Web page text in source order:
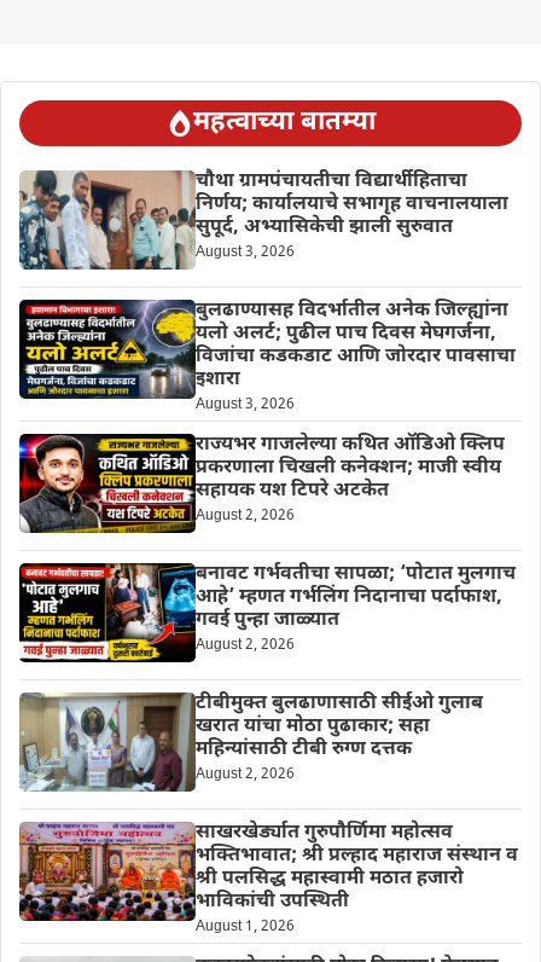
महत्वाच्या बातम्या
चौथा ग्रामपंचायतीचा विद्यार्थीहिताचा
निर्णय; कार्यालयाचे सभागृह वाचनालयाला
सुपूर्द, अभ्यासिकेची झाली सुरुवात
August 3, 2026
बुलढाण्यासह विदर्भातील अनेक जिल्ह्यांना
यलो अलर्ट; पुढील पाच दिवस मेघगर्जना,
विजांचा कडकडाट आणि जोरदार पावसाचा
इशारा
August 3, 2026
राज्यभर गाजलेल्या कथित ऑडिओ क्लिप
प्रकरणाला चिखली कनेक्शन; माजी स्वीय
सहायक यश टिपरे अटकेत
August 2, 2026
बनावट गर्भवतीचा सापळा; ‘पोटात मुलगाच
आहे’ म्हणत गर्भलिंग निदानाचा पर्दाफाश,
गवई पुन्हा जाळ्यात
August 2, 2026
टीबीमुक्त बुलढाणासाठी सीईओ गुलाब
खरात यांचा मोठा पुढाकार; सहा
महिन्यांसाठी टीबी रुग्ण दत्तक
August 2, 2026
साखरखेर्ड्यात गुरुपौर्णिमा महोत्सव
भक्तिभावात; श्री प्रल्हाद महाराज संस्थान व
श्री पलसिद्ध महास्वामी मठात हजारो
भाविकांची उपस्थिती
August 1, 2026